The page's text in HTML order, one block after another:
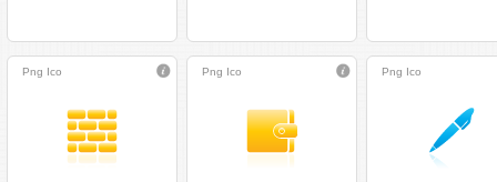
Png Ico Png Ico Png Ico